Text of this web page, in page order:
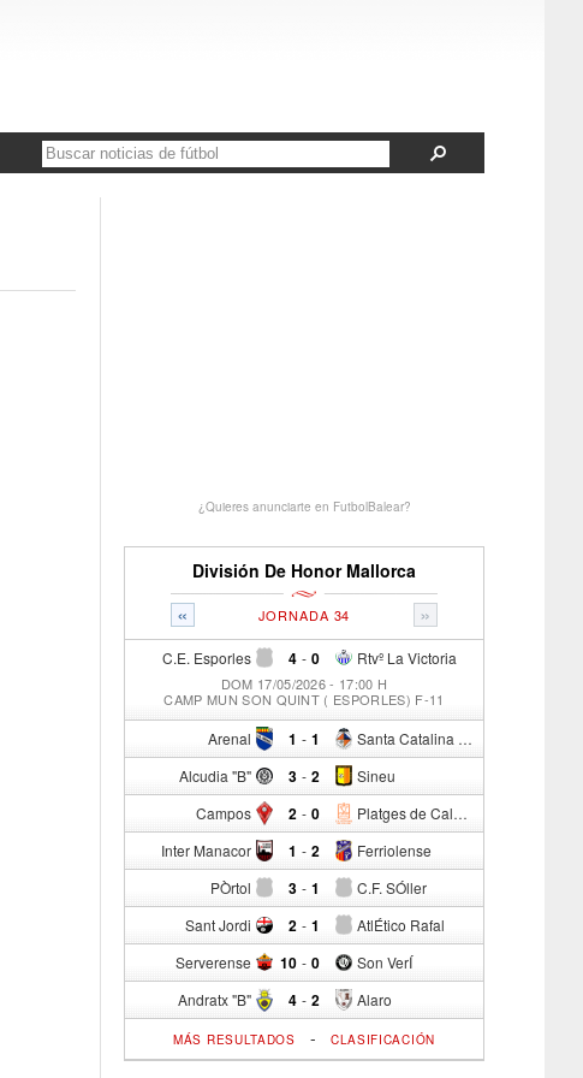
¿Quieres anunciarte en FutbolBalear?
División De Honor Mallorca
« »
JORNADA 34
C.E. Esporles 4 - Rtvº La Victoria
0
DOM 17/05/2026 - 17:00 H
CAMP MUN SON QUINT ( ESPORLES) F-11
Arenal 1 - Santa Catalina Atº
1
Alcudia "B" 3 - Sineu
2
Campos 2 - Platges de Calvia "B"
0
Inter Manacor 1 - Ferriolense
2
PÒrtol 3 - C.F. SÓller
1
Sant Jordi 2 - AtlÉtico Rafal
1
Serverense 10 - Son VerÍ
0
Andratx "B" 4 - Alaro
2
MÁS RESULTADOS - CLASIFICACIÓN